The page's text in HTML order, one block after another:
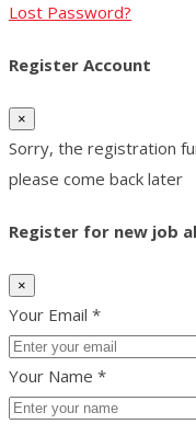
Lost Password?
Register Account
×
Sorry, the registration
please come back later
Register for new job
×
Your Email *
Your Name *